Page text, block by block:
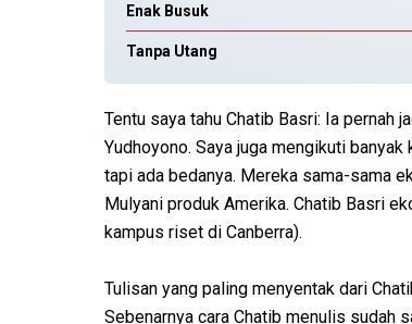
Enak Busuk
Tanpa Utang
Tentu saya tahu Chatib Basri: Ia pernah
Yudhoyono. Saya juga mengikuti
tapi ada bedanya. Mereka sama-sama
Mulyani produk Amerika. Chatib Basri
kampus riset di Canberra).
Tulisan yang paling menyentak dari
Sebenarnya cara Chatib menulis sudah